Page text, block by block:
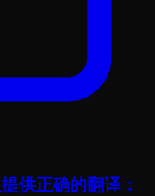
供正确的翻译：